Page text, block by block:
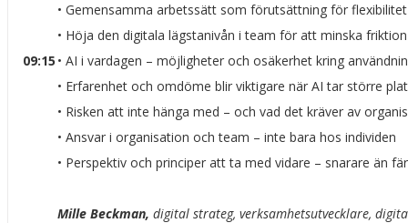
09:15
• Gemensamma arbetssätt som förutsättning för flexibilitet
• Höja den digitala lägstanivån i team för att minska friktion
• AI i vardagen – möjligheter och osäkerhet kring
• Erfarenhet och omdöme blir viktigare när AI tar större
• Risken att inte hänga med – och vad det kräver av
• Ansvar i organisation och team – inte bara hos individen
• Perspektiv och principer att ta med vidare – snarare än
Mille Beckman, digital strateg, verksamhetsutvecklare,